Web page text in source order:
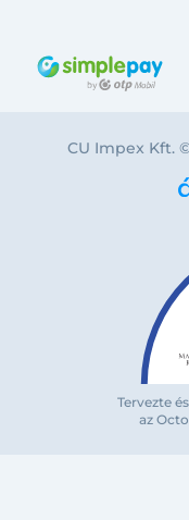
CU Impex Kft.
Tervezte
az